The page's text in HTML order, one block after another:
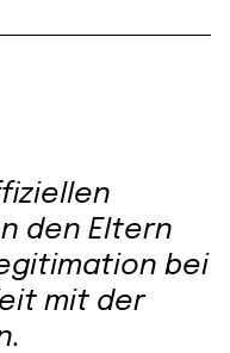
den Eltern
bei
mit der